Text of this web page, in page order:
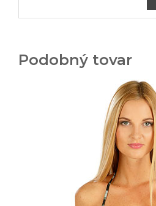
Podobný tovar